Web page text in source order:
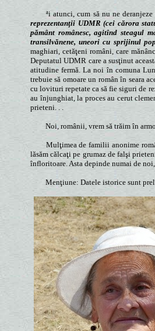
ªi atunci, cum să nu ne
reprezentanţii UDMR (cei cărora
pământ românesc, agitînd steagul
transilvănene, uneori cu sprijinul
maghiari, cetăţeni români, care
Deputatul UDMR care a susţinut
atitudine fermă. La noi în comuna
trebuie să omoare un român în seara
cu lovituri repetate ca să fie siguri de
au înjunghiat, la proces au cerut
prieteni. . .
Noi, românii, vrem să trăim în
Mulţimea de familii anonime
lăsăm călcaţi pe grumaz de falşi
înfloritoare. Asta depinde numai de
Menţiune: Datele istorice sunt